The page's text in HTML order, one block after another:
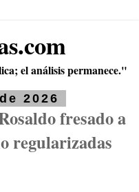
el análisis permanece."
2026
fresado a
regularizadas